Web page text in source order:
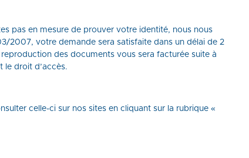
pas en mesure de prouver votre identité, nous nous
2007, votre demande sera satisfaite dans un délai de 2
des documents vous sera facturée suite à
le droit d’accès.
celle-ci sur nos sites en cliquant sur la rubrique «